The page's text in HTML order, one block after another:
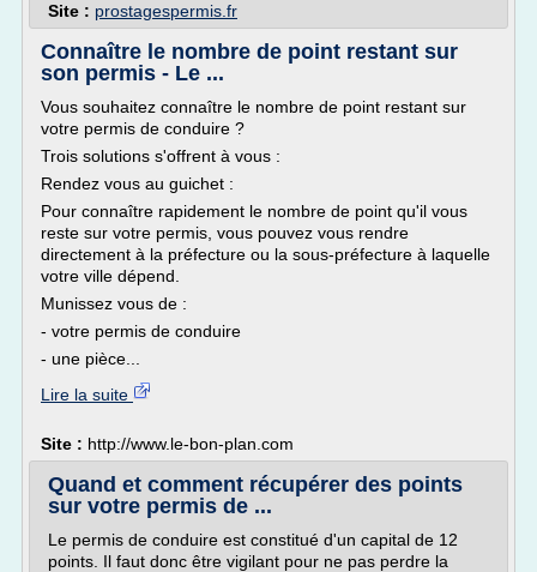
Site : prostagespermis.fr
Connaître le nombre de point restant sur
son permis - Le ...
Vous souhaitez connaître le nombre de point restant sur
votre permis de conduire ?
Trois solutions s'offrent à vous :
Rendez vous au guichet :
Pour connaître rapidement le nombre de point qu'il vous
reste sur votre permis, vous pouvez vous rendre
directement à la préfecture ou la sous-préfecture à laquelle
votre ville dépend.
Munissez vous de :
- votre permis de conduire
- une pièce...
Lire la suite
Site : http://www.le-bon-plan.com
Quand et comment récupérer des points
sur votre permis de ...
Le permis de conduire est constitué d'un capital de 12
points. Il faut donc être vigilant pour ne pas perdre la